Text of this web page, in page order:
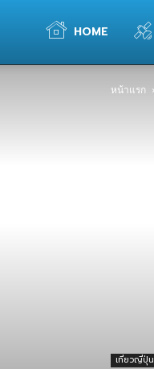
WELOVETOGO
HOME
หน้าแรก
เที่ยวญี่ปุ่น